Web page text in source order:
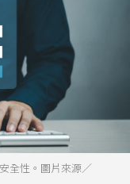
全性。圖片來源／